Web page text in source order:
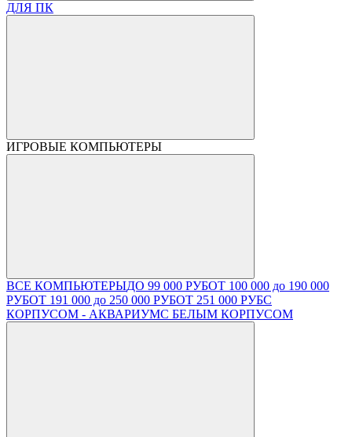
ДЛЯ ПК
ИГРОВЫЕ КОМПЬЮТЕРЫ
ВСЕ КОМПЬЮТЕРЫДО 99 000 РУБОТ 100 000 до 190 000
РУБОТ 191 000 до 250 000 РУБОТ 251 000 РУБС
КОРПУСОМ - АКВАРИУМС БЕЛЫМ КОРПУСОМ